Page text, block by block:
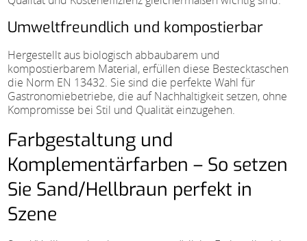
Umweltfreundlich und kompostierbar
Hergestellt aus biologisch abbaubarem und
kompostierbarem Material, erfüllen diese Bestecktaschen
die Norm EN 13432. Sie sind die perfekte Wahl für
Gastronomiebetriebe, die auf Nachhaltigkeit setzen, ohne
Kompromisse bei Stil und Qualität einzugehen.
Farbgestaltung und
Komplementärfarben – So setzen
Sie Sand/Hellbraun perfekt in
Szene